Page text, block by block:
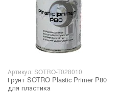
Артикул: SOTRO-T028010
Грунт SOTRO Plastic Primer P80
для пластика